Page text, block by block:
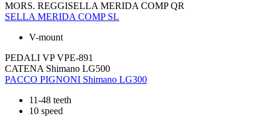
MORS. REGGISELLA MERIDA COMP QR
SELLA MERIDA COMP SL
V-mount
PEDALI VP VPE-891
CATENA Shimano LG500
PACCO PIGNONI Shimano LG300
11-48 teeth
10 speed